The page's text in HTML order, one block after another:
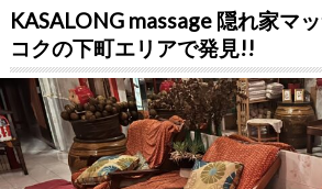
KASALONG massage 隠れ家マ
コクの下町エリアで発見!!